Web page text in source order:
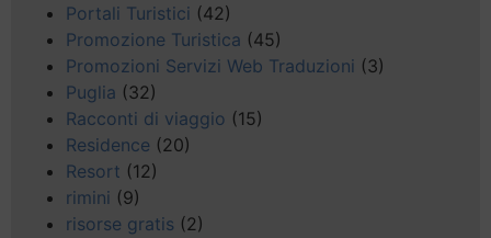
Portali Turistici (42)
Promozione Turistica (45)
Promozioni Servizi Web Traduzioni (3)
Puglia (32)
Racconti di viaggio (15)
Residence (20)
Resort (12)
rimini (9)
risorse gratis (2)